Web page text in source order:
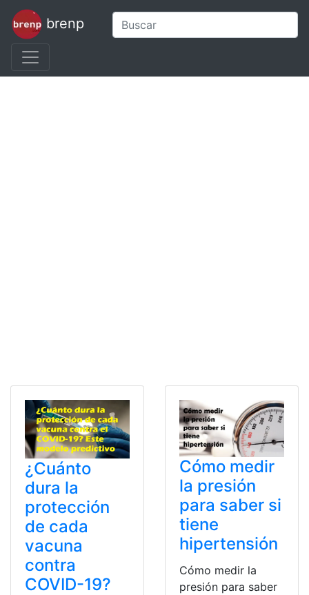
brenp
¿Cuánto
dura la
protección
de cada
vacuna
contra
COVID-19?
Cómo medir
la presión
para saber si
tiene
hipertensión
Cómo medir la
presión para saber